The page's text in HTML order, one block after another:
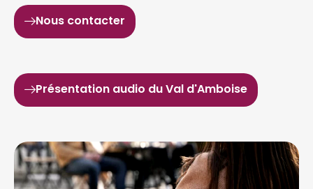
Nous contacter
Présentation audio du Val d'Amboise